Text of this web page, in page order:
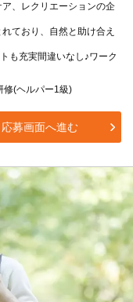
、レクリエーションの企
ており、自然と助け合え
も充実間違いなし♪ワーク
修(ヘルパー1級)
応募画面へ進む